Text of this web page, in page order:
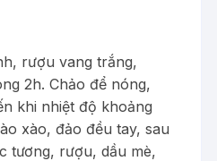
rượu vang trắng,
2h. Chảo để nóng,
khi nhiệt độ khoảng
xào, đảo đều tay, sau
tương, rượu, dầu mè,